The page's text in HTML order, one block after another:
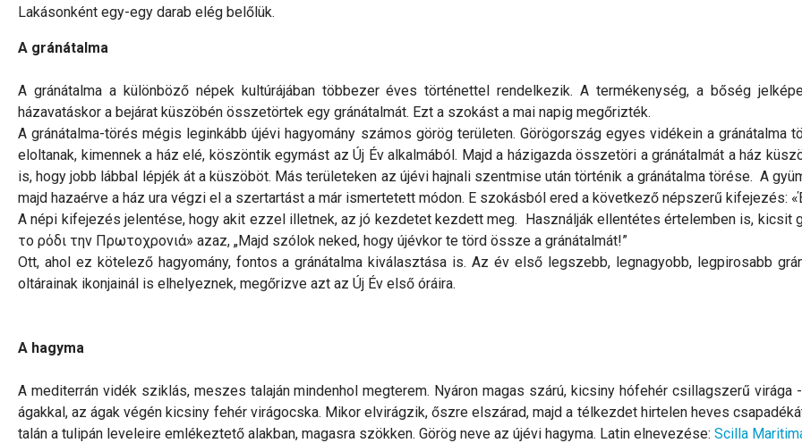
Lakásonként egy-egy darab elég belőlük.
A gránátalma
A gránátalma a különböző népek kultúrájában többezer éves történettel rendelkezik. A termékenység, a bőség
házavatáskor a bejárat küszöbén összetörtek egy gránátalmát. Ezt a szokást a mai napig megőrizték.
A gránátalma-törés mégis leginkább újévi hagyomány számos görög területen. Görögország egyes vidékein a
eloltanak, kimennek a ház elé, köszöntik egymást az Új Év alkalmából. Majd a házigazda összetöri a gránátalmát a ház
is, hogy jobb lábbal lépjék át a küszöböt. Más területeken az újévi hajnali szentmise után történik a gránátalma törése. A
majd hazaérve a ház ura végzi el a szertartást a már ismertetett módon. E szokásból ered a következő népszerű kifejezés:
A népi kifejezés jelentése, hogy akit ezzel illetnek, az jó kezdetet kezdett meg. Használják ellentétes értelemben is,
το ρόδι την Πρωτοχρονιά» azaz, „Majd szólok neked, hogy újévkor te törd össze a gránátalmát!”
Ott, ahol ez kötelező hagyomány, fontos a gránátalma kiválasztása is. Az év első legszebb, legnagyobb, legpirosabb
oltárainak ikonjainál is elhelyeznek, megőrizve azt az Új Év első óráira.
A hagyma
A mediterrán vidék sziklás, meszes talaján mindenhol megterem. Nyáron magas szárú, kicsiny hófehér csillagszerű
ágakkal, az ágak végén kicsiny fehér virágocska. Mikor elvirágzik, őszre elszárad, majd a télkezdet hirtelen heves
talán a tulipán leveleire emlékeztető alakban, magasra szökken. Görög neve az újévi hagyma. Latin elnevezése: Scilla